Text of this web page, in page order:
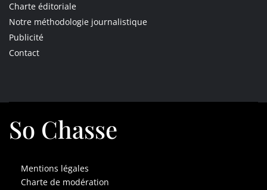
Charte éditoriale
Notre méthodologie journalistique
Publicité
Contact
So Chasse
Mentions légales
Charte de modération